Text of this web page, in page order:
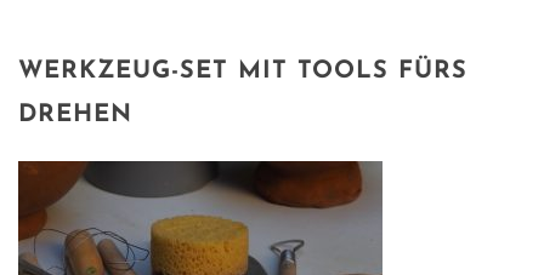
WERKZEUG-SET MIT TOOLS FÜRS
DREHEN